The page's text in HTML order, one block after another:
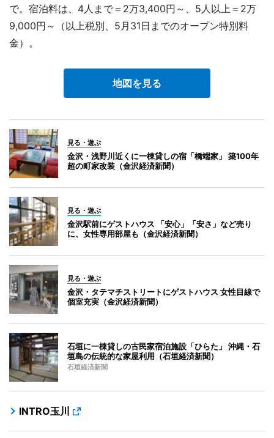
で。宿泊料は、4人まで＝2万3,400円～、5人以上＝2万
9,000円～（以上税別、5月31日までのオープン特別料
金）。
地図を見る
見る・遊ぶ
金沢・浅野川近くに一棟貸しの宿「橋端家」 築100年
超の町家改装（金沢経済新聞）
見る・遊ぶ
金沢駅前にゲストハウス 「安心」「安さ」など売り
に、女性専用部屋も（金沢経済新聞）
見る・遊ぶ
金沢・タテマチストリートにゲストハウス 女性目線で
個室充実（金沢経済新聞）
石垣に一棟貸しの古民家宿泊施設「ひらた」 沖縄・石
垣島の伝統的な家屋利用（石垣経済新聞）
石垣経済新聞
INTRO玉川